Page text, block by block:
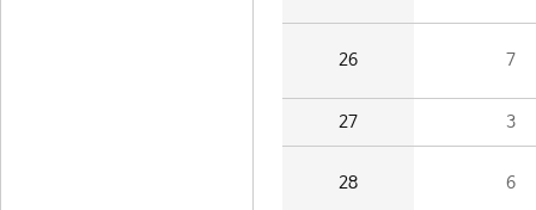
26 7
27 3
28 6